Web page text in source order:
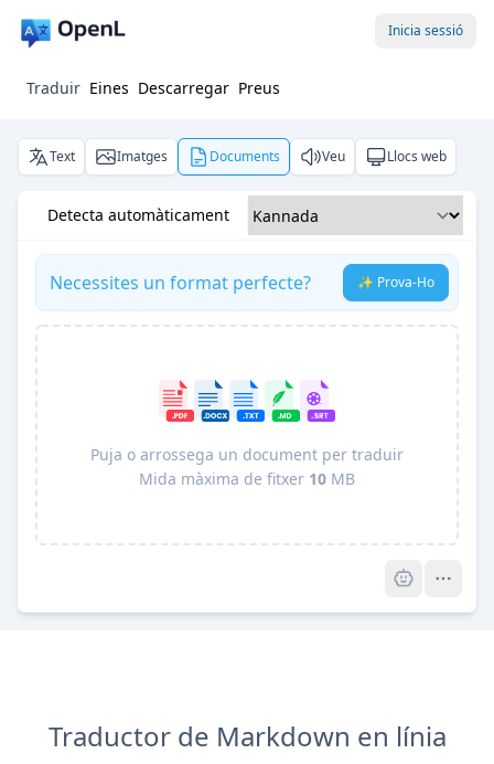
Inicia sessió
Traduir Eines Descarregar Preus
Text Imatges Documents Veu Llocs web
Detecta automàticament
Necessites un format perfecte? ✨ Prova-Ho
Puja o arrossega un document per traduir
Mida màxima de fitxer 10 MB
Traductor de Markdown en línia